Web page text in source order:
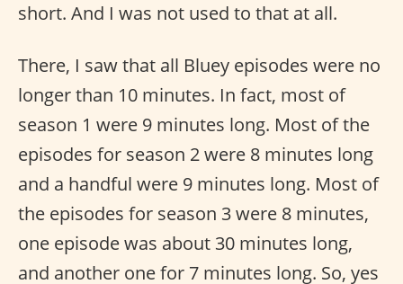
short. And I was not used to that at all.
There, I saw that all Bluey episodes were no
longer than 10 minutes. In fact, most of
season 1 were 9 minutes long. Most of the
episodes for season 2 were 8 minutes long
and a handful were 9 minutes long. Most of
the episodes for season 3 were 8 minutes,
one episode was about 30 minutes long,
and another one for 7 minutes long. So, yes